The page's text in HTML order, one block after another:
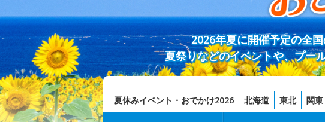
2026年夏に開催予定の全
夏祭りなどのイベントや、プー
夏休みイベント・おでかけ2026 北海道 東北 関東